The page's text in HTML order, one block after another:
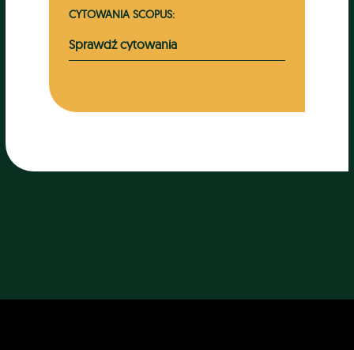
CYTOWANIA SCOPUS:
Sprawdź cytowania